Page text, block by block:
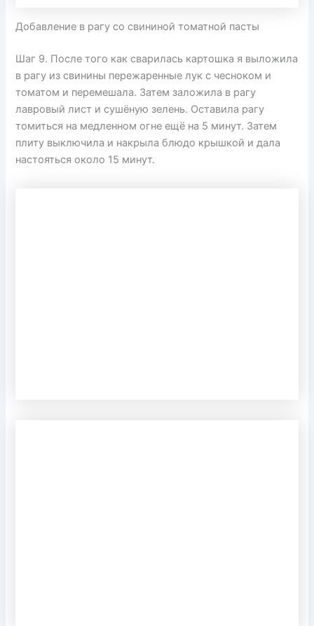
Добавление в рагу со свининой томатной пасты
Шаг 9. После того как сварилась картошка я выложила
в рагу из свинины пережаренные лук с чесноком и
томатом и перемешала. Затем заложила в рагу
лавровый лист и сушёную зелень. Оставила рагу
томиться на медленном огне ещё на 5 минут. Затем
плиту выключила и накрыла блюдо крышкой и дала
настояться около 15 минут.